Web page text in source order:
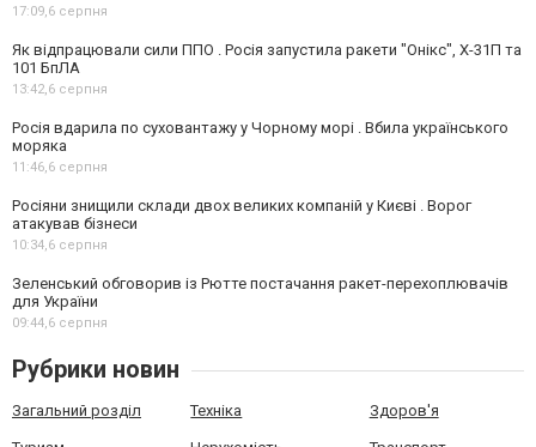
17:09,6 серпня
Як відпрацювали сили ППО . Росія запустила ракети "Онікс", Х-31П та
101 БпЛА
13:42,6 серпня
Росія вдарила по суховантажу у Чорному морі . Вбила українського
моряка
11:46,6 серпня
Росіяни знищили склади двох великих компаній у Києві . Ворог
атакував бізнеси
10:34,6 серпня
Зеленський обговорив із Рютте постачання ракет-перехоплювачів
для України
09:44,6 серпня
Рубрики новин
Загальний розділ Техніка Здоров'я